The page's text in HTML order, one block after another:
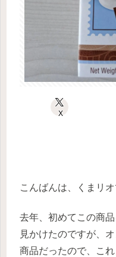
X
こんばんは、くまリオ
去年、初めてこの商
見かけたのですが、
商品だったので、こ